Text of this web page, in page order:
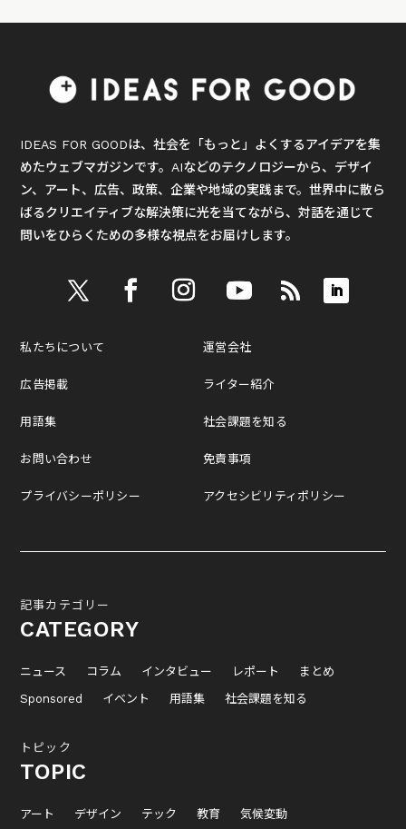
IDEAS FOR GOODは、社会を「もっと」よくするアイデアを集
めたウェブマガジンです。AIなどのテクノロジーから、デザイ
ン、アート、広告、政策、企業や地域の実践まで。世界中に散ら
ばるクリエイティブな解決策に光を当てながら、対話を通じて
問いをひらくための多様な視点をお届けします。
私たちについて
広告掲載
用語集
お問い合わせ
プライバシーポリシー
運営会社
ライター紹介
社会課題を知る
免責事項
アクセシビリティポリシー
記事カテゴリー
CATEGORY
ニュース コラム インタビュー レポート
まとめ
Sponsored
イベント 用語集 社会課題を知る
トピック
TOPIC
アート デザイン テック 教育 気候変動